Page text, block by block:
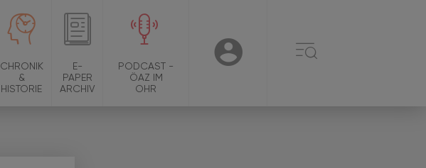
CHRONIK
&
HISTORIE
E-
PAPER
ARCHIV
PODCAST -
ÖAZ IM
OHR
USER ☰